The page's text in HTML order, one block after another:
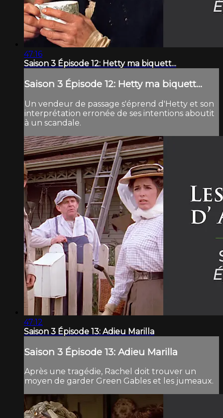
47:16
Saison 3 Épisode 12: Hetty ma biquett...
Saison 3 Épisode 12: Hetty ma biquett...
Un vendeur de passage s'éprend d'Hetty et son
interprétation erronée de ses intentions aboutit
à un scandale.
47:12
Saison 3 Épisode 13: Adieu Marilla
Saison 3 Épisode 13: Adieu Marilla
Après une tragédie, Rachel doit trouver un
moyen de garder Green Gables et les jumeaux.